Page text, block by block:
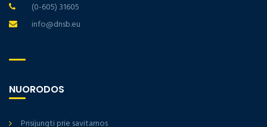
(0-605) 31605
info@dnsb.eu
NUORODOS
Prisijungti prie savitarnos